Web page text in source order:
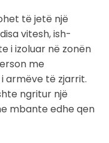
të jetë një
vitesh, ish-
i izoluar në zonën
me
armëve të zjarrit.
ngritur një
mbante edhe qen